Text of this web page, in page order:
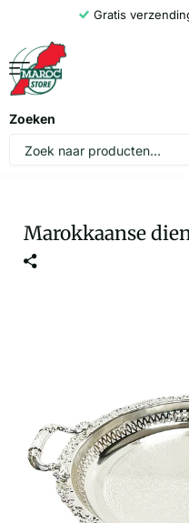
Gratis
Zoeken
Marokkaanse